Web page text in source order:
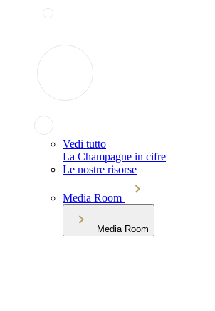
Vedi tutto
La Champagne in cifre
Le nostre risorse
Media Room
Media Room